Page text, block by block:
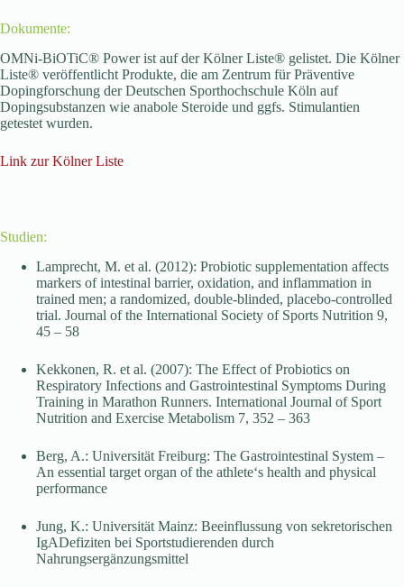
Dokumente:
OMNi-BiOTiC® Power ist auf der Kölner Liste® gelistet. Die Kölner
Liste® veröffentlicht Produkte, die am Zentrum für Präventive
Dopingforschung der Deutschen Sporthochschule Köln auf
Dopingsubstanzen wie anabole Steroide und ggfs. Stimulantien
getestet wurden.
Link zur Kölner Liste
Studien:
Lamprecht, M. et al. (2012): Probiotic supplementation affects
markers of intestinal barrier, oxidation, and inflammation in
trained men; a randomized, double-blinded, placebo-controlled
trial. Journal of the International Society of Sports Nutrition 9,
45 – 58
Kekkonen, R. et al. (2007): The Effect of Probiotics on
Respiratory Infections and Gastrointestinal Symptoms During
Training in Marathon Runners. International Journal of Sport
Nutrition and Exercise Metabolism 7, 352 – 363
Berg, A.: Universität Freiburg: The Gastrointestinal System –
An essential target organ of the athlete‘s health and physical
performance
Jung, K.: Universität Mainz: Beeinflussung von sekretorischen
IgADefiziten bei Sportstudierenden durch
Nahrungsergänzungsmittel